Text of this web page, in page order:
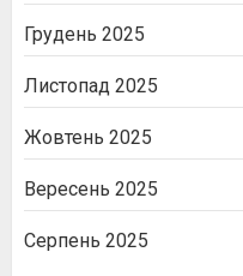
Грудень 2025
Листопад 2025
Жовтень 2025
Вересень 2025
Серпень 2025